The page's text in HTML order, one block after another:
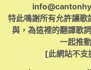
特此鳴謝所有允許讓歌
與，為這裡的翻譯歌
一起推
[此網站不支